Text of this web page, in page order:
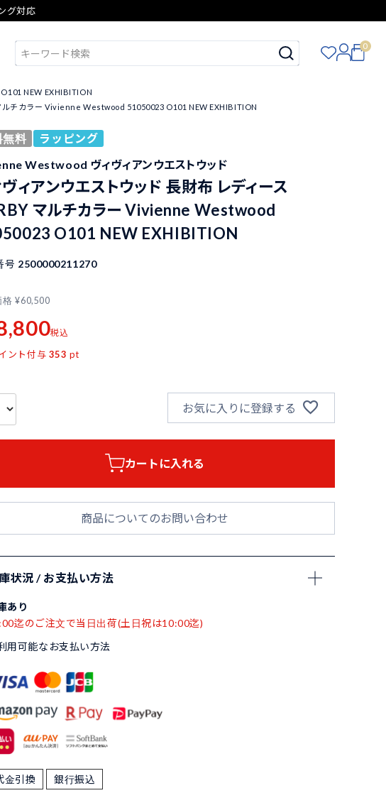
グ対応
0
NEW EXHIBITION
ルチカラー Vivienne Westwood 51050023 O101 NEW EXHIBITION
無料
ラッピング
Westwood ヴィヴィアンウエストウッド
ヴィアンウエストウッド 長財布 レディース
マルチカラー Vivienne Westwood
O101 NEW EXHIBITION
号 2500000211270
格 ¥60,500
税込
ント付与 353 pt
お気に入りに登録する
カートに入れる
商品についてのお問い合わせ
状況 / お支払い方法
あり
迄のご注文で当日出荷(土日祝は10:00迄)
用可能なお支払い方法
金引換 銀行振込